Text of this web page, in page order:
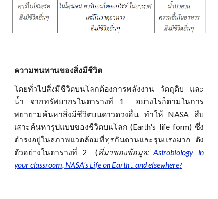
ความทนทานของสิ่งมีชีวิต
โดยทั่วไปสิ่งมีชีวิตบนโลกต้องการพลังงาน วัตถุดิบ และ
น้ำ จากทรัพยากรในตารางที่ 1 อย่างไรก็ตามในการ
พยายามค้นหาสิ่งมีชีวิตบนดาวดวงอื่น ทำให้ NASA สืบ
เสาะค้นหารูปแบบของชีวิตบนโลก (Earth's life form) ซึ่ง
ดำรงอยู่ในสภาพแวดล้อมที่ทุรกันดานและรุนแรงมาก ดัง
ตัวอย่างในตารางที่ 2 (ที่มาของข้อมูล: Astrobiology in
your classroom, NASA's Life on Earth .. and elsewhere?